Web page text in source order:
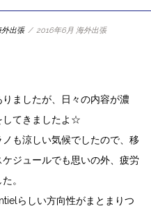
外出張 / 2016年6月 海外出張
ましたが、日々の内容が濃
してきましたよ☆
も涼しい気候でしたので、移
ジュールでも思いの外、疲労
。
らしい方向性がまとまりつ